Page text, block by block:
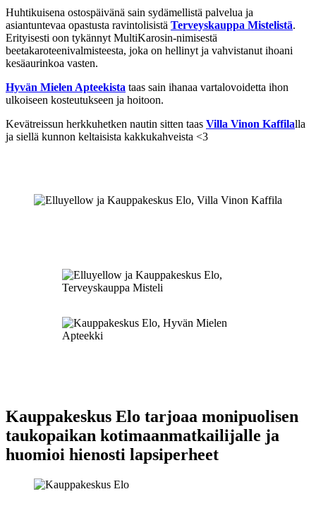
Huhtikuisena ostospäivänä sain sydämellistä palvelua ja
asiantuntevaa opastusta ravintolisistä Terveyskauppa Mistelistä.
Erityisesti oon tykännyt MultiKarosin-nimisestä
beetakaroteenivalmisteesta, joka on hellinyt ja vahvistanut ihoani
kesäaurinkoa vasten.
Hyvän Mielen Apteekista taas sain ihanaa vartalovoidetta ihon
ulkoiseen kosteutukseen ja hoitoon.
Kevätreissun herkkuhetken nautin sitten taas Villa Vinon Kaffilalla
ja siellä kunnon keltaisista kakkukahveista <3
Kauppakeskus Elo tarjoaa monipuolisen
taukopaikan kotimaanmatkailijalle ja
huomioi hienosti lapsiperheet